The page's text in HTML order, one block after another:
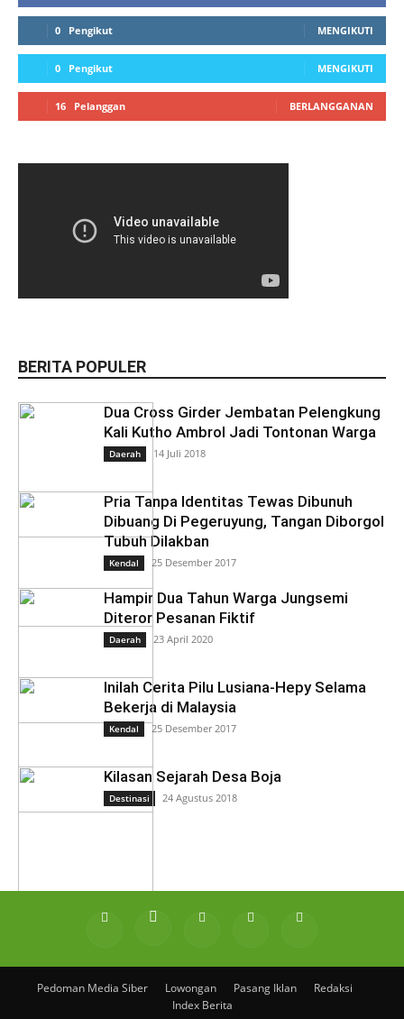
0 Pengikut MENGIKUTI
0 Pengikut MENGIKUTI
16 Pelanggan BERLANGGANAN
BERITA POPULER
Dua Cross Girder Jembatan Pelengkung
Kali Kutho Ambrol Jadi Tontonan Warga
Daerah 14 Juli 2018
Pria Tanpa Identitas Tewas Dibunuh
Dibuang Di Pegeruyung, Tangan Diborgol
Tubuh Dilakban
Kendal 25 Desember 2017
Hampir Dua Tahun Warga Jungsemi
Diteror Pesanan Fiktif
Daerah 23 April 2020
Inilah Cerita Pilu Lusiana-Hepy Selama
Bekerja di Malaysia
Kendal 25 Desember 2017
Kilasan Sejarah Desa Boja
Destinasi 24 Agustus 2018
Pedoman Media Siber Lowongan Pasang Iklan
Redaksi
Index Berita